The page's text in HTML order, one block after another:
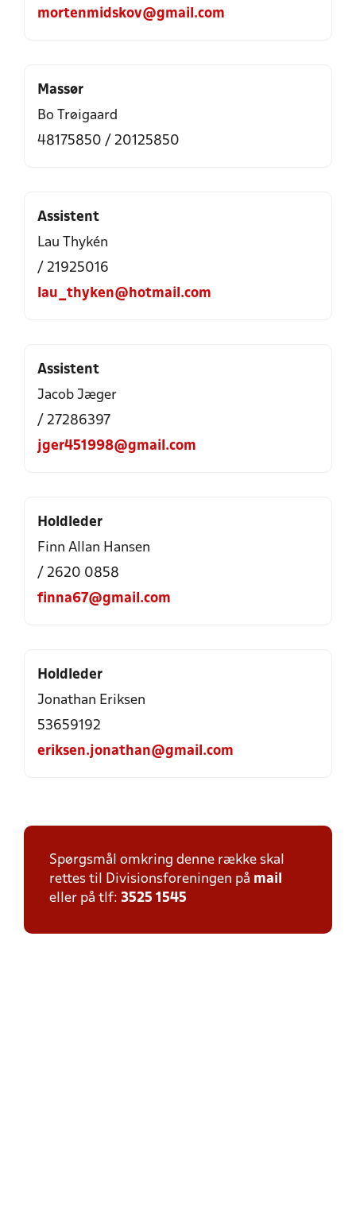
mortenmidskov@gmail.com
Massør
Bo Trøigaard
48175850 / 20125850
Assistent
Lau Thykén
/ 21925016
lau_thyken@hotmail.com
Assistent
Jacob Jæger
/ 27286397
jger451998@gmail.com
Holdleder
Finn Allan Hansen
/ 2620 0858
finna67@gmail.com
Holdleder
Jonathan Eriksen
53659192
eriksen.jonathan@gmail.com
Spørgsmål omkring denne række skal
rettes til Divisionsforeningen på mail
eller på tlf: 3525 1545